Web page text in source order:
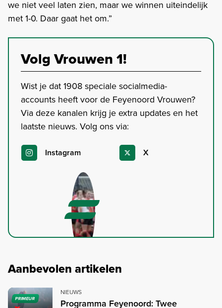
we niet veel laten zien, maar we winnen uiteindelijk
met 1-0. Daar gaat het om.”
Volg Vrouwen 1!
Wist je dat 1908 speciale socialmedia-
accounts heeft voor de Feyenoord Vrouwen?
Via deze kanalen krijg je extra updates en het
laatste nieuws. Volg ons via:
Instagram X
Aanbevolen artikelen
PRIMEUR
NIEUWS
Programma Feyenoord: Twee